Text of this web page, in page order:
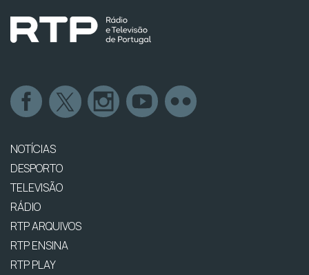
NOTÍCIAS
DESPORTO
TELEVISÃO
RÁDIO
RTP ARQUIVOS
RTP ENSINA
RTP PLAY